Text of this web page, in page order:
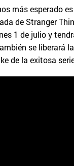
más esperado
de Stranger
1 de julio y
se liberará
de la exitosa